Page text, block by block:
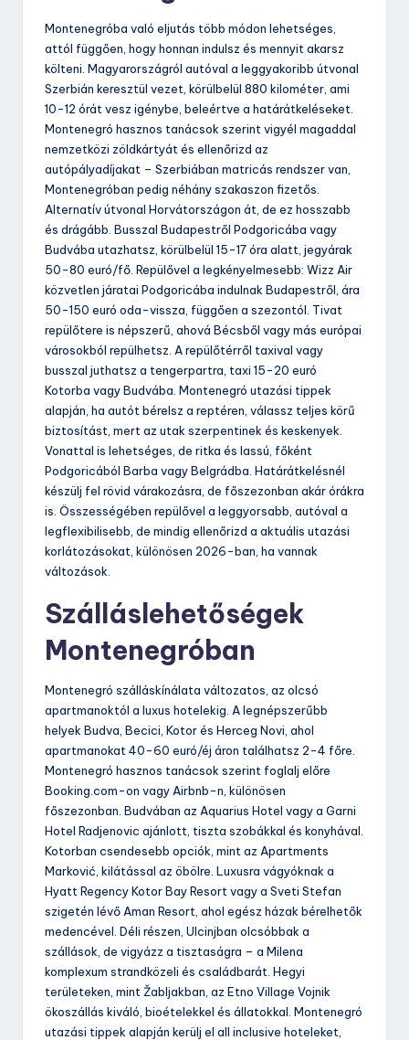
Montenegróba való eljutás több módon lehetséges,
attól függően, hogy honnan indulsz és mennyit akarsz
költeni. Magyarországról autóval a leggyakoribb útvonal
Szerbián keresztül vezet, körülbelül 880 kilométer, ami
10-12 órát vesz igénybe, beleértve a határátkeléseket.
Montenegró hasznos tanácsok szerint vigyél magaddal
nemzetközi zöldkártyát és ellenőrizd az
autópályadíjakat – Szerbiában matricás rendszer van,
Montenegróban pedig néhány szakaszon fizetős.
Alternatív útvonal Horvátországon át, de ez hosszabb
és drágább. Busszal Budapestről Podgoricába vagy
Budvába utazhatsz, körülbelül 15-17 óra alatt, jegyárak
50-80 euró/fő. Repülővel a legkényelmesebb: Wizz Air
közvetlen járatai Podgoricába indulnak Budapestről, ára
50-150 euró oda-vissza, függően a szezontól. Tivat
repülőtere is népszerű, ahová Bécsből vagy más európai
városokból repülhetsz. A repülőtérről taxival vagy
busszal juthatsz a tengerpartra, taxi 15-20 euró
Kotorba vagy Budvába. Montenegró utazási tippek
alapján, ha autót bérelsz a reptéren, válassz teljes körű
biztosítást, mert az utak szerpentinek és keskenyek.
Vonattal is lehetséges, de ritka és lassú, főként
Podgoricából Barba vagy Belgrádba. Határátkelésnél
készülj fel rövid várakozásra, de főszezonban akár órákra
is. Összességében repülővel a leggyorsabb, autóval a
legflexibilisebb, de mindig ellenőrizd a aktuális utazási
korlátozásokat, különösen 2026-ban, ha vannak
változások.
Szálláslehetőségek
Montenegróban
Montenegró szálláskínálata változatos, az olcsó
apartmanoktól a luxus hotelekig. A legnépszerűbb
helyek Budva, Becici, Kotor és Herceg Novi, ahol
apartmanokat 40-60 euró/éj áron találhatsz 2-4 főre.
Montenegró hasznos tanácsok szerint foglalj előre
Booking.com-on vagy Airbnb-n, különösen
főszezonban. Budvában az Aquarius Hotel vagy a Garni
Hotel Radjenovic ajánlott, tiszta szobákkal és konyhával.
Kotorban csendesebb opciók, mint az Apartments
Marković, kilátással az öbölre. Luxusra vágyóknak a
Hyatt Regency Kotor Bay Resort vagy a Sveti Stefan
szigetén lévő Aman Resort, ahol egész házak bérelhetők
medencével. Déli részen, Ulcinjban olcsóbbak a
szállások, de vigyázz a tisztaságra – a Milena
komplexum strandközeli és családbarát. Hegyi
területeken, mint Žabljakban, az Etno Village Vojnik
ökoszállás kiváló, bioételekkel és állatokkal. Montenegró
utazási tippek alapján kerülj el all inclusive hoteleket,